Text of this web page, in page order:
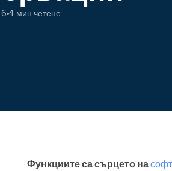
4 мин четене
Функциите са сърцето на